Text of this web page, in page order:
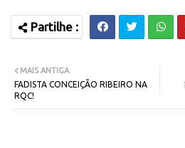
MAIS ANTIGA
FADISTA CONCEIÇÃO RIBEIRO NA
RQC!